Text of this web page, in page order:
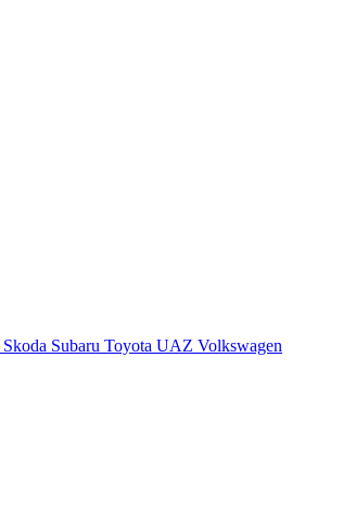
Skoda Subaru Toyota UAZ Volkswagen